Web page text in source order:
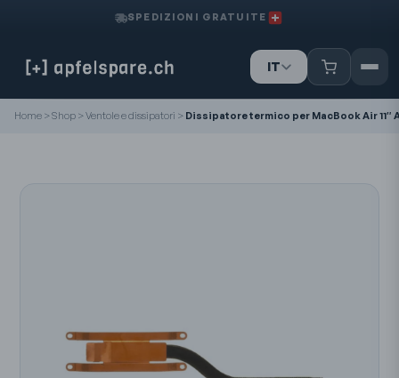
SPEDIZIONI GRATUITE
IT
DE
Home >Shop >Ventole e dissipatori > Dissipatore termico per MacBook Air 11″